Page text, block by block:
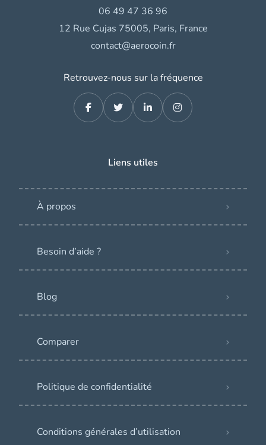
06 49 47 36 96
12 Rue Cujas 75005, Paris, France
contact@aerocoin.fr
Retrouvez-nous sur la fréquence
Liens utiles
À propos
Besoin d’aide ?
Blog
Comparer
Politique de confidentialité
Conditions générales d’utilisation